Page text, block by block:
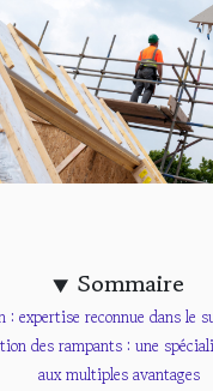
Sommaire
: expertise reconnue dans le
des rampants : une
aux multiples avantages